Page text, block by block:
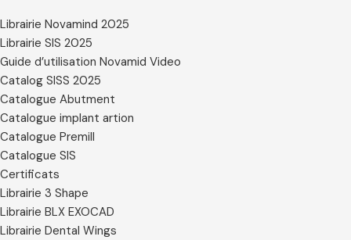
Librairie Novamind 2025
Librairie SIS 2025
Guide d’utilisation Novamid Video
Catalog SISS 2025
Catalogue Abutment
Catalogue implant artion
Catalogue Premill
Catalogue SIS
Certificats
Librairie 3 Shape
Librairie BLX EXOCAD
Librairie Dental Wings